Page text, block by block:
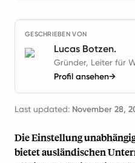
GESCHRIEBEN VON
Lucas Botzen.
Gründer, Leiter für
Profil ansehen→
Last updated: November 28,
Die Einstellung
bietet ausländischen